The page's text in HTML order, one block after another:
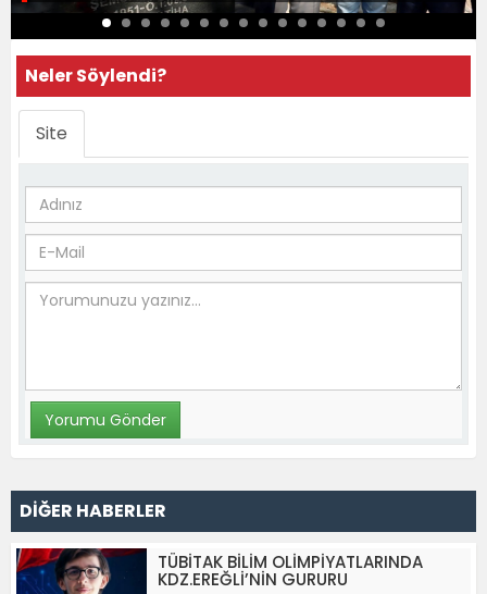
Neler Söylendi?
Site
DİĞER HABERLER
TÜBİTAK BİLİM OLİMPİYATLARINDA
KDZ.EREĞLİ’NİN GURURU